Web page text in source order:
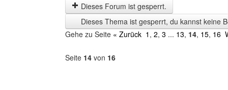
letzten
Zeit
anzeigen
Dieses Forum ist gesperrt.
Dieses Thema ist gesperrt, du kannst keine
Gehe zu Seite « Zurück 1 , 2, 3 ... 13, 14, 15, 16
Seite 14 von 16